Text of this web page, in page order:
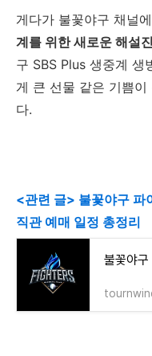
게다가 불꽃야구 채널
계를 위한 새로운 해설
구 SBS Plus 생중계 생
게 큰 선물 같은 기쁨
다.
<관련 글> 불꽃야구 파
직관 예매 일정 총정리